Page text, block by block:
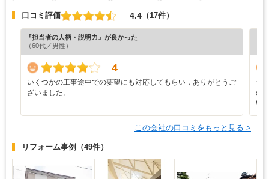
口コミ評価 4.4 （17件）
『担当者の人柄・説明力』が良かった
（60代／男性）
4
いくつかの工事途中での要望にも対応してもらい，ありがとうご
ざいました。
シ
の
い
この会社の口コミをもっと見る >
リフォーム事例 （49件）